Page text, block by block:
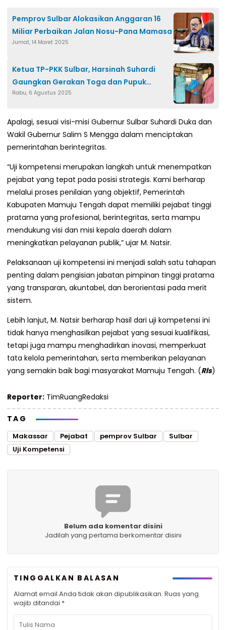
Pemprov Sulbar Alokasikan Anggaran 16
Miliar Perbaikan Jalan Nosu-Pana Mamasa
Jumat, 14 Maret 2025
Ketua TP-PKK Sulbar, Harsinah Suhardi
Gaungkan Gerakan Toga dan Pupuk
Organik di Majene
Rabu, 6 Agustus 2025
Apalagi, sesuai visi-misi Gubernur Sulbar Suhardi Duka dan
Wakil Gubernur Salim S Mengga dalam menciptakan
pemerintahan berintegritas.
“Uji kompetensi merupakan langkah untuk menempatkan
pejabat yang tepat pada posisi strategis. Kami berharap
melalui proses penilaian yang objektif, Pemerintah
Kabupaten Mamuju Tengah dapat memiliki pejabat tinggi
pratama yang profesional, berintegritas, serta mampu
mendukung visi dan misi kepala daerah dalam
meningkatkan pelayanan publik,” ujar M. Natsir.
Pelaksanaan uji kompetensi ini menjadi salah satu tahapan
penting dalam pengisian jabatan pimpinan tinggi pratama
yang transparan, akuntabel, dan berorientasi pada merit
sistem.
Lebih lanjut, M. Natsir berharap hasil dari uji kompetensi ini
tidak hanya menghasilkan pejabat yang sesuai kualifikasi,
tetapi juga mampu menghadirkan inovasi, memperkuat
tata kelola pemerintahan, serta memberikan pelayanan
yang semakin baik bagi masyarakat Mamuju Tengah. (Rls)
Reporter: TimRuangRedaksi
TAG
Makassar Pejabat pemprov Sulbar
Sulbar
Uji Kompetensi
Belum ada komentar disini
Jadilah yang pertama berkomentar disini
TINGGALKAN BALASAN
Alamat email Anda tidak akan dipublikasikan. Ruas yang
wajib ditandai *